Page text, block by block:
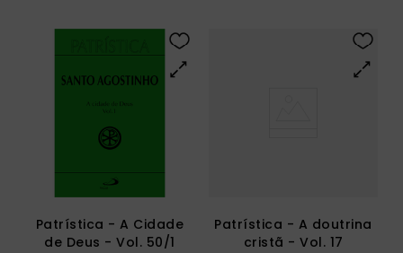
Patrística - A Cidade
de Deus - Vol. 50/1
Patrística - A doutrina
cristã - Vol. 17